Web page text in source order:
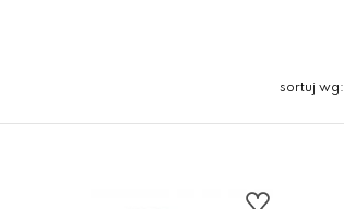
sortuj wg: